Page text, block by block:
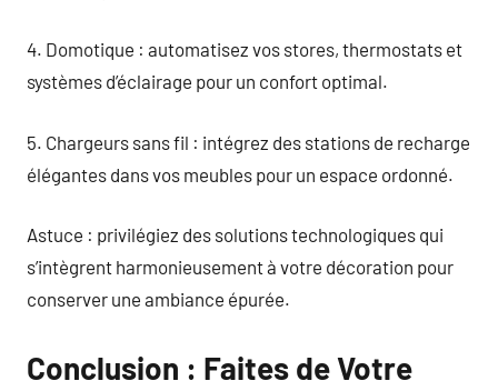
4. Domotique : automatisez vos stores, thermostats et
systèmes d’éclairage pour un confort optimal.
5. Chargeurs sans fil : intégrez des stations de recharge
élégantes dans vos meubles pour un espace ordonné.
Astuce : privilégiez des solutions technologiques qui
s’intègrent harmonieusement à votre décoration pour
conserver une ambiance épurée.
Conclusion : Faites de Votre